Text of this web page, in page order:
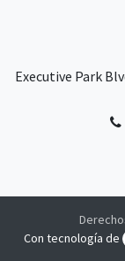
Executive Park
Con tecnología de